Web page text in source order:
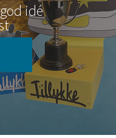
idé